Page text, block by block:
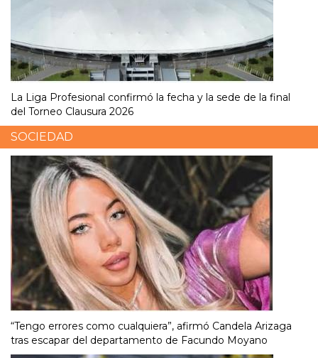
La Liga Profesional confirmó la fecha y la sede de la final
del Torneo Clausura 2026
SOCIEDAD
“Tengo errores como cualquiera”, afirmó Candela Arizaga
tras escapar del departamento de Facundo Moyano